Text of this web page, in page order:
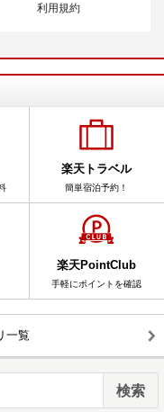
利用規約
楽天トラベル
簡単宿泊予約！
楽天PointClub
手軽にポイントを確認
一覧